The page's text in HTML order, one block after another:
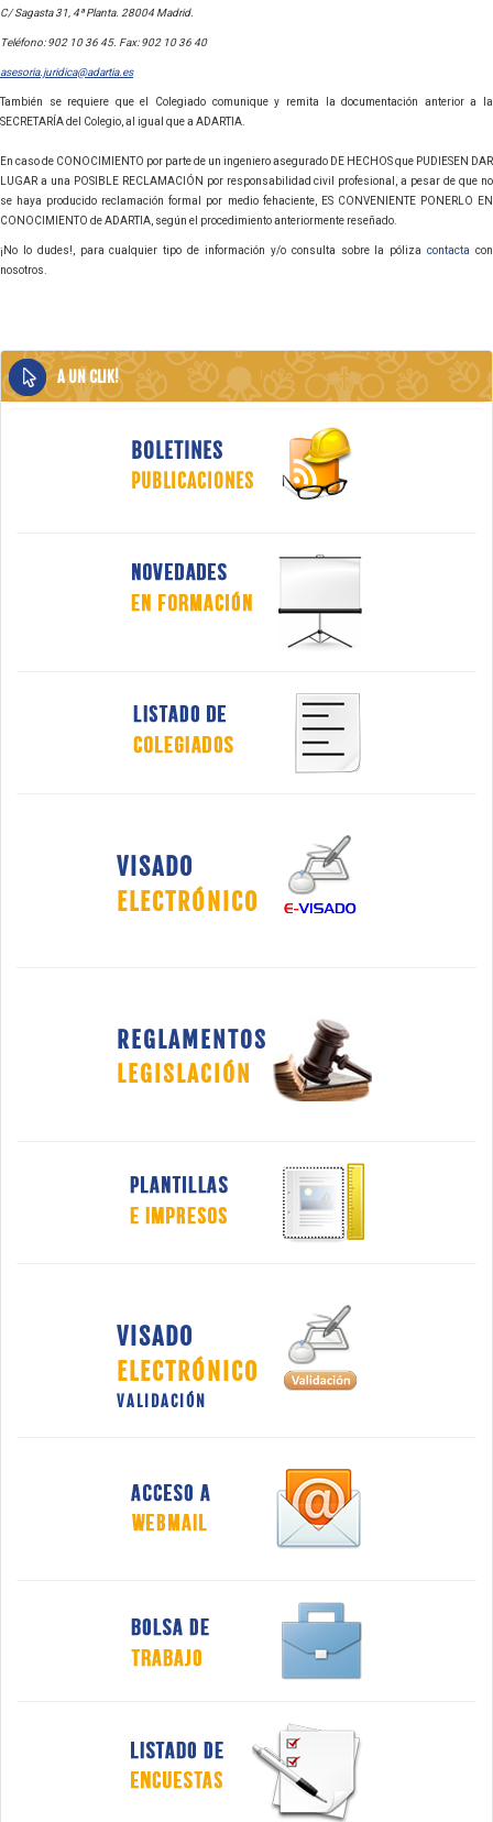
C/ Sagasta 31, 4ª Planta. 28004 Madrid.
Teléfono: 902 10 36 45. Fax: 902 10 36 40
asesoria.juridica@adartia.es
También se requiere que el Colegiado comunique y remita la documentación anterior a la
SECRETARÍA del Colegio, al igual que a ADARTIA.
En caso de CONOCIMIENTO por parte de un ingeniero asegurado DE HECHOS que PUDIESEN DAR
LUGAR a una POSIBLE RECLAMACIÓN por responsabilidad civil profesional, a pesar de que no
se haya producido reclamación formal por medio fehaciente, ES CONVENIENTE PONERLO EN
CONOCIMIENTO de ADARTIA, según el procedimiento anteriormente reseñado.
¡No lo dudes!, para cualquier tipo de información y/o consulta sobre la pólizacontacta con
nosotros.
A UN CLIK!